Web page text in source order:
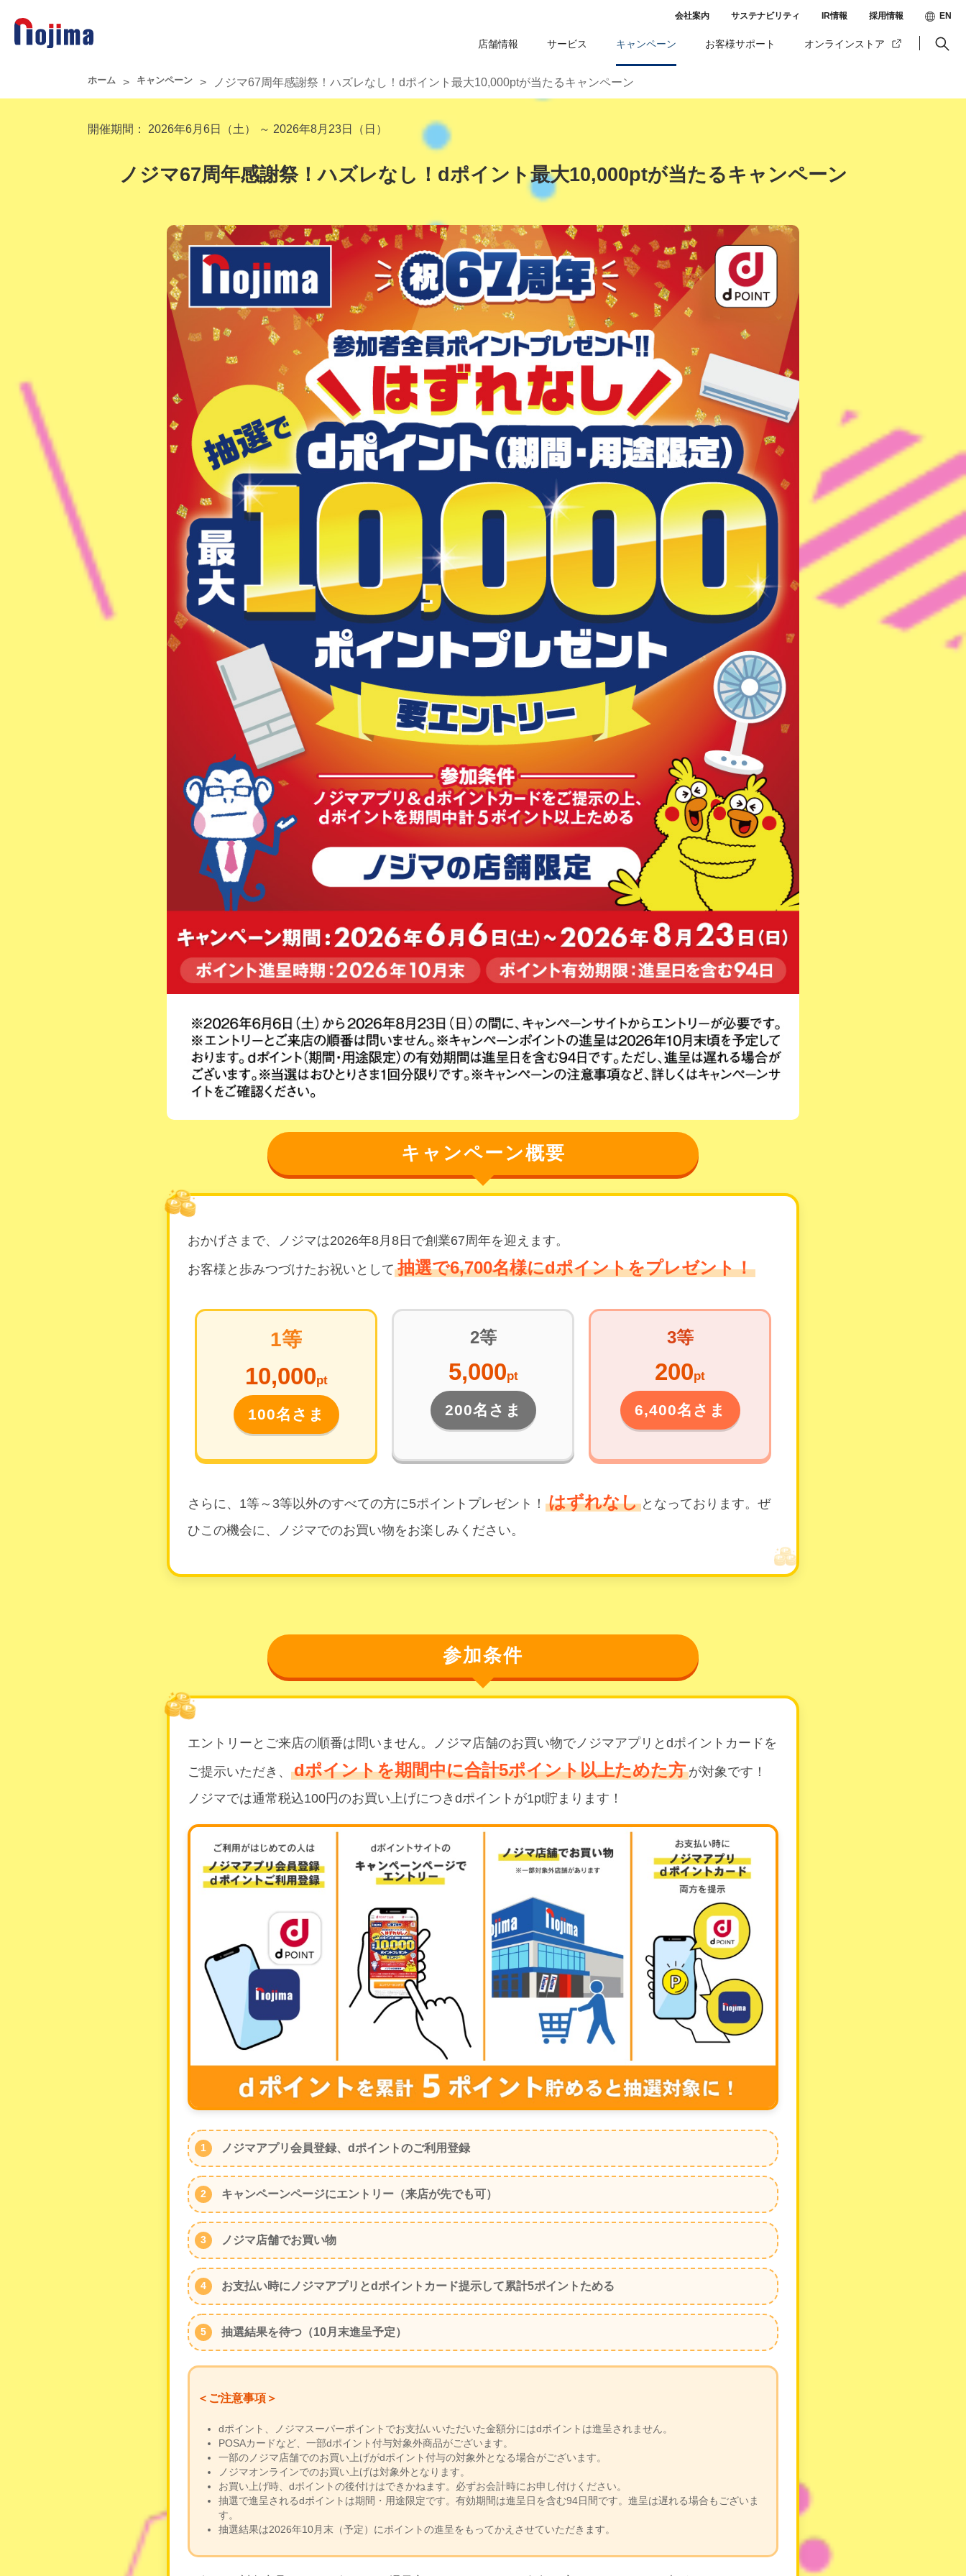
店舗情報 サービス キャンペーン お客様サポート オンラインストア
会社案内 サステナビリティ IR情報 採用情報 EN
ホーム > キャンペーン > ノジマ67周年感謝祭！ハズレなし！dポイント最大10,000ptが当たるキャンペーン
開催期間： 2026年6月6日（土） ～ 2026年8月23日（日）
ノジマ67周年感謝祭！ハズレなし！dポイント最大10,000ptが当たるキャンペーン
キャンペーン概要
おかげさまで、ノジマは2026年8月8日で創業67周年を迎えます。
お客様と歩みつづけたお祝いとして 抽選で6,700名様にdポイントをプレゼント！
1等
10,000pt
100名さま
2等
5,000pt
200名さま
3等
200pt
6,400名さま
さらに、1等～3等以外のすべての方に5ポイントプレゼント！ はずれなし となっております。ぜ
ひこの機会に、ノジマでのお買い物をお楽しみください。
参加条件
エントリーとご来店の順番は問いません。ノジマ店舗のお買い物でノジマアプリとdポイントカードを
ご提示いただき、
dポイントを期間中に合計5ポイント以上ためた方 が対象です！
ノジマでは通常税込100円のお買い上げにつきdポイントが1pt貯まります！
ノジマアプリ会員登録、dポイントのご利用登録
キャンペーンページにエントリー（来店が先でも可）
ノジマ店舗でお買い物
お支払い時にノジマアプリとdポイントカード提示して累計5ポイントためる
抽選結果を待つ（10月末進呈予定）
＜ご注意事項＞
dポイント、ノジマスーパーポイントでお支払いいただいた金額分にはdポイントは進呈されません。
POSAカードなど、一部dポイント付与対象外商品がございます。
一部のノジマ店舗でのお買い上げがdポイント付与の対象外となる場合がございます。
ノジマオンラインでのお買い上げは対象外となります。
お買い上げ時、dポイントの後付けはできかねます。必ずお会計時にお申し付けください。
抽選で進呈されるdポイントは期間・用途限定です。有効期間は進呈日を含む94日間です。進呈は遅れる場合もございま
す。
抽選結果は2026年10月末（予定）にポイントの進呈をもってかえさせていただきます。